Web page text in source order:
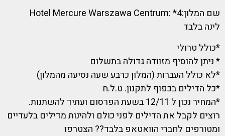
שם המלון:4* :Hotel Mercure Warszawa Centrum
לינה בלבד
*כולל טרולי
* ניתן להוסיף מזוודה גדולה בתשלום
*לא כולל העברות (המלון כרבע שעה נסיעה מהמלון)
*כל הדילים בכפוף לתקנון. ט.ל.ח
*המחיר נכון ל 12/11 בשעת הפרסום ועתיד להשתנות.
רוצים לקבל את הדילים לפני כולם ולהינות מדילים בלעדיים
ומטורפים לחברי הוואטאפ בלבד?? הצטרפו